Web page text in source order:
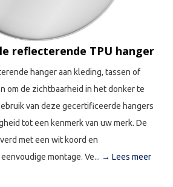
reflecterende TPU hanger
hanger aan kleding, tassen of
om de zichtbaarheid in het donker te
van deze gecertificeerde hangers
tot een kenmerk van uw merk. De
met een wit koord en
montage. Ve... → Lees meer